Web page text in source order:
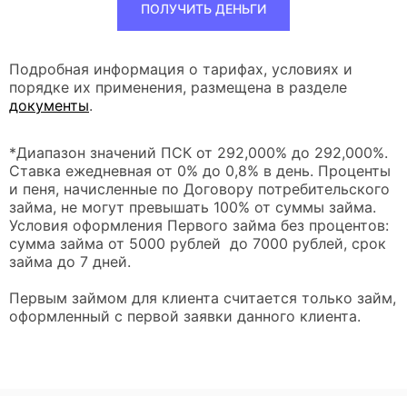
ПОЛУЧИТЬ ДЕНЬГИ
Подробная информация о тарифах, условиях и
порядке их применения, размещена в разделе
документы.
*Диапазон значений ПСК от 292,000% до 292,000%.
Ставка ежедневная от 0% до 0,8% в день. Проценты
и пеня, начисленные по Договору потребительского
займа, не могут превышать 100% от суммы займа.
Условия оформления Первого займа без процентов:
сумма займа от 5000 рублей до 7000 рублей, срок
займа до 7 дней.
Первым займом для клиента считается только займ,
оформленный с первой заявки данного клиента.